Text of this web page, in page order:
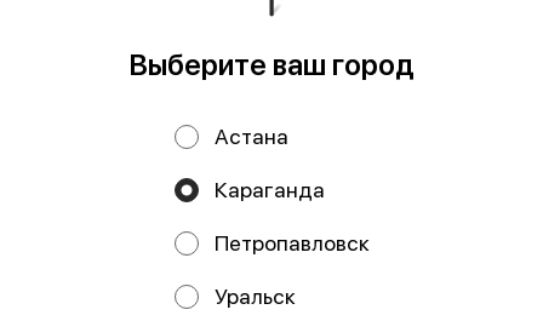
Кусочек Муссовый
Бархат
Выберите ваш город
Астана
Караганда
Петропавловск
Уральск